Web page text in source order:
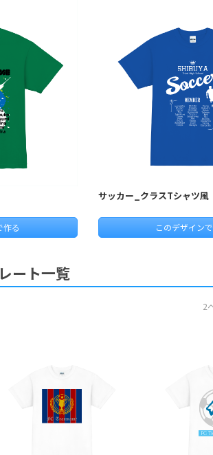
作る
サッカー_クラスTシャツ風
このデザイン
ート一覧
2